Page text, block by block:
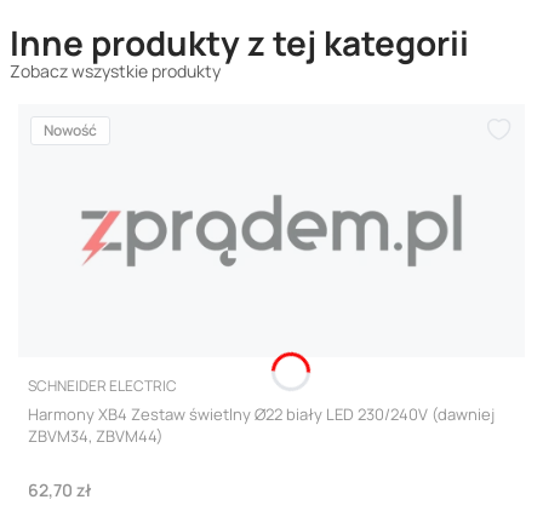
Inne produkty z tej kategorii
Zobacz wszystkie produkty
Nowość
PRODUCENT
SCHNEIDER ELECTRIC
Harmony XB4 Zestaw świetlny Ø22 biały LED 230/240V (dawniej
ZBVM34, ZBVM44)
Cena
62,70 zł